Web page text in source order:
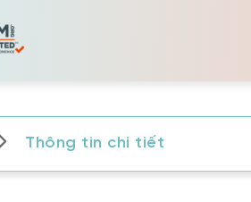
Thông tin chi tiết